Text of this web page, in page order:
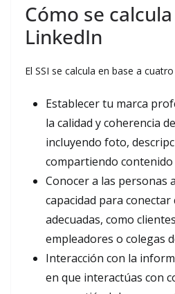
Cómo se calcula
LinkedIn
El SSI se calcula en base a
Establecer tu marca
la calidad y coherencia
incluyendo foto,
compartiendo contenido
Conocer a las personas
capacidad para
adecuadas, como
empleadores o colegas
Interacción con la
en que interactúas con